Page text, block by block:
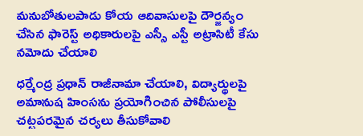
మనుబోతులపాడు కోయ ఆదివాసులపై దౌర్జన్యం
చేసిన ఫారెస్ట్ అధికారులపై ఎస్సీ ఎస్టీ అట్రాసిటీ కేసు
నమోదు చేయాలి
ధర్మేంద్ర ప్రధాన్ రాజీనామా చేయాలి, విద్యార్థులపై
అమానుష హింసను ప్రయోగించిన పోలీసులపై
చట్టపరమైన చర్యలు తీసుకోవాలి